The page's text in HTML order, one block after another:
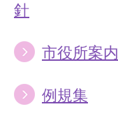
針
市役所案内
例規集